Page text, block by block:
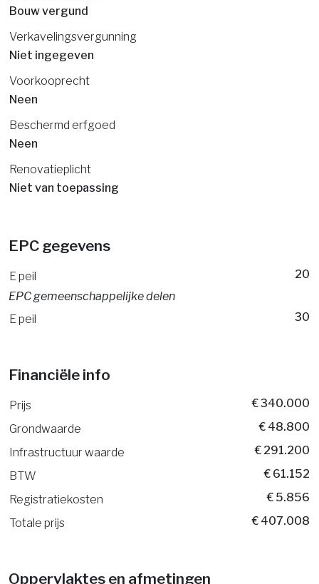
Bouw vergund
Verkavelingsvergunning
Niet ingegeven
Voorkooprecht
Neen
Beschermd erfgoed
Neen
Renovatieplicht
Niet van toepassing
EPC gegevens
E peil
20
EPC gemeenschappelijke delen
E peil
30
Financiële info
Prijs
€ 340.000
Grondwaarde
€ 48.800
Infrastructuur waarde
€ 291.200
BTW
€ 61.152
Registratiekosten
€ 5.856
Totale prijs
€ 407.008
Oppervlaktes en afmetingen